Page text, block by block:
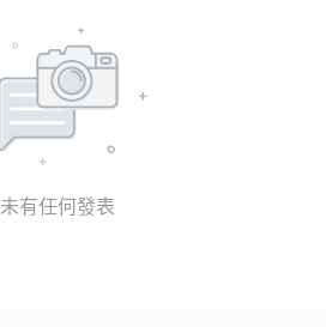
未有任何發表